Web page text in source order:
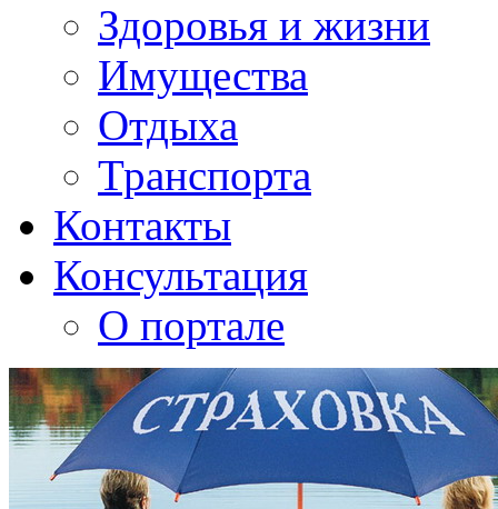
Здоровья и жизни
Имущества
Отдыха
Транспорта
Контакты
Консультация
О портале